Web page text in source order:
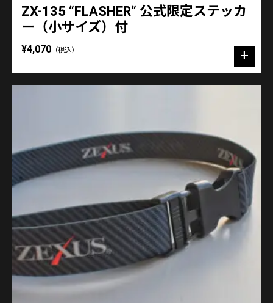
ZX-135 “FLASHER“ 公式限定ステッカ
ー（小サイズ）付
¥4,070 （税込）